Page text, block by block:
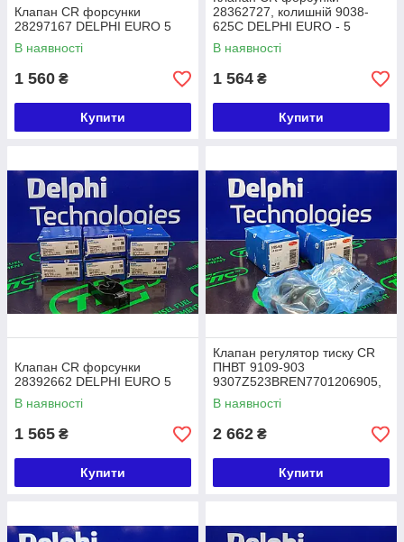
Клапан CR форсунки
28297167 DELPHI EURO 5
В наявності
1 560 ₴
Купити
28362727, колишній 9038-
625С DELPHI EURO - 5
В наявності
1 564 ₴
Купити
Клапан CR форсунки
28392662 DELPHI EURO 5
В наявності
1 565 ₴
Купити
Клапан регулятор тиску CR
ПНВТ 9109-903
9307Z523BREN7701206905,
1329098, 9109903,
9307Z523B, 28233373
В наявності
2 662 ₴
Купити